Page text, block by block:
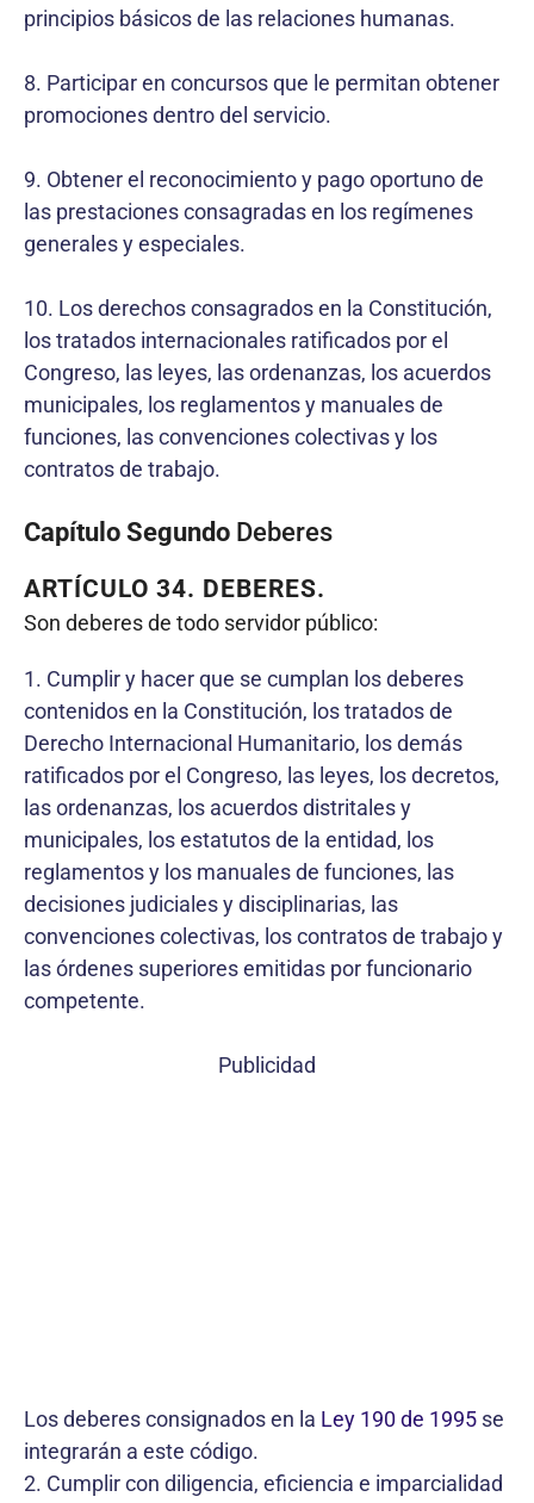
principios básicos de las relaciones humanas.
8. Participar en concursos que le permitan obtener
promociones dentro del servicio.
9. Obtener el reconocimiento y pago oportuno de
las prestaciones consagradas en los regímenes
generales y especiales.
10. Los derechos consagrados en la Constitución,
los tratados internacionales ratificados por el
Congreso, las leyes, las ordenanzas, los acuerdos
municipales, los reglamentos y manuales de
funciones, las convenciones colectivas y los
contratos de trabajo.
Capítulo Segundo Deberes
ARTÍCULO 34. DEBERES.
Son deberes de todo servidor público:
1. Cumplir y hacer que se cumplan los deberes
contenidos en la Constitución, los tratados de
Derecho Internacional Humanitario, los demás
ratificados por el Congreso, las leyes, los decretos,
las ordenanzas, los acuerdos distritales y
municipales, los estatutos de la entidad, los
reglamentos y los manuales de funciones, las
decisiones judiciales y disciplinarias, las
convenciones colectivas, los contratos de trabajo y
las órdenes superiores emitidas por funcionario
competente.
Publicidad
Los deberes consignados en la Ley 190 de 1995 se
integrarán a este código.
2. Cumplir con diligencia, eficiencia e imparcialidad